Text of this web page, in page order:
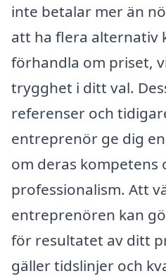
inte betalar mer än
att ha flera alternativ
förhandla om priset,
trygghet i ditt val.
referenser och
entreprenör ge dig
om deras kompetens
professionalism. Att
entreprenören kan
för resultatet av ditt
gäller tidslinjer och